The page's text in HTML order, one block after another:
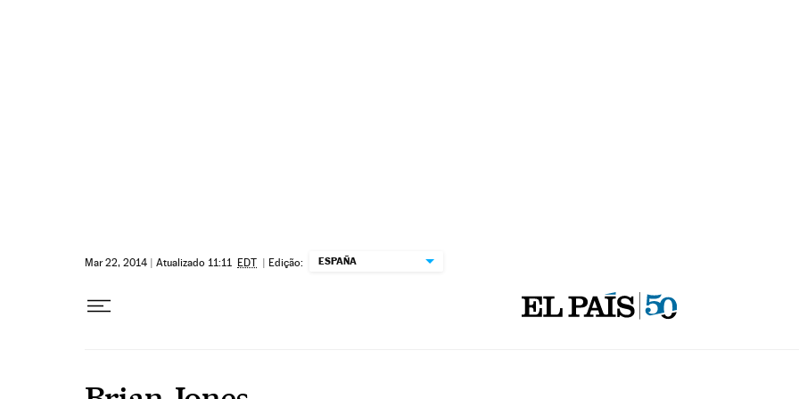
Mar 22, 2014 | Atualizado 11:11 EDT | Edição: ESPAÑA